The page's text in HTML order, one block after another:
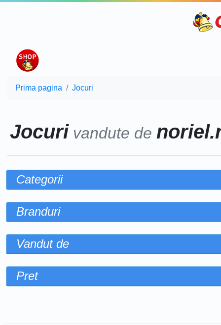
Prima pagina Jocuri
Jocuri vandute de
Categorii
Branduri
Vandut de
Pret